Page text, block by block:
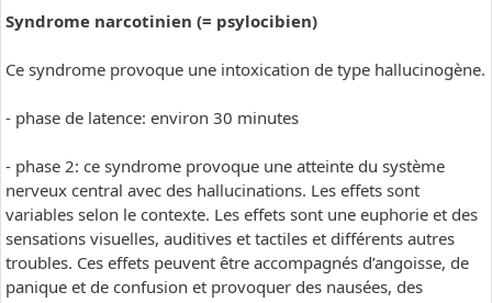
Syndrome narcotinien (= psylocibien)
Ce syndrome provoque une intoxication de type hallucinogène.
- phase de latence: environ 30 minutes
- phase 2: ce syndrome provoque une atteinte du système
nerveux central avec des hallucinations. Les effets sont
variables selon le contexte. Les effets sont une euphorie et des
sensations visuelles, auditives et tactiles et différents autres
troubles. Ces effets peuvent être accompagnés d’angoisse, de
panique et de confusion et provoquer des nausées, des